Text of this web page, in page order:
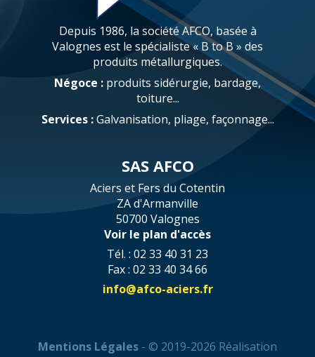
Depuis 1986, la société AFCO, basée à
Valognes est le spécialiste « B to B » des
produits métallurgiques.
Négoce : produits sidérurgie, bardage,
toiture...
Services :Galvanisation, pliage, façonnage...
SAS AFCO
Aciers et Fers du Cotentin
ZA d'Armanville
50700 Valognes
Voir le plan d'accès
Tél. : 02 33 40 31 23
Fax : 02 33 40 34 66
info@afco-aciers.fr
Mentions Légales - © 2019-2026 Réalisation